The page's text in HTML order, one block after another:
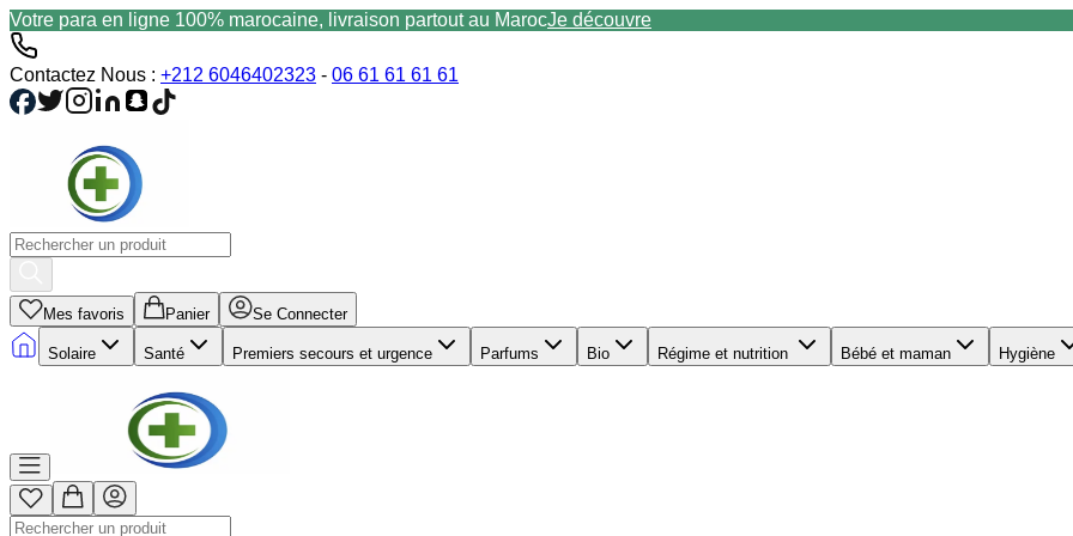
Votre para en ligne 100% marocaine, livraison partout au MarocJe découvre
Contactez Nous : +212 6046402323 - 06 61 61 61 61
Mes favoris Panier Se Connecter
Solaire Santé Premiers secours et urgence Parfums Bio Régime et nutrition Bébé et maman Hygiène